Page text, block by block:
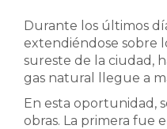
Durante los últimos
extendiéndose sobre
sureste de la ciudad,
gas natural llegue a
En esta oportunidad,
obras. La primera fue